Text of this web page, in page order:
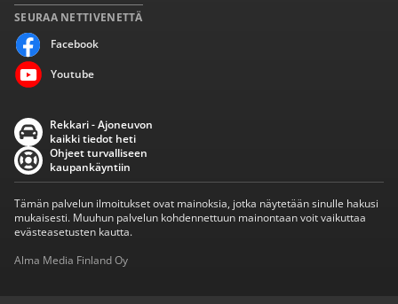
SEURAA NETTIVENETTÄ
Facebook
Youtube
Rekkari - Ajoneuvon
kaikki tiedot heti
Ohjeet turvalliseen
kaupankäyntiin
Tämän palvelun ilmoitukset ovat mainoksia, jotka näytetään sinulle hakusi
mukaisesti. Muuhun palvelun kohdennettuun mainontaan voit vaikuttaa
evästeasetusten kautta.
Alma Media Finland Oy